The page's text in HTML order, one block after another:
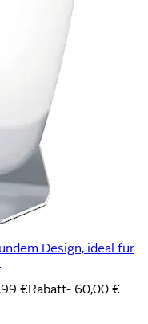
Design, ideal für
€Rabatt- 60,00 €